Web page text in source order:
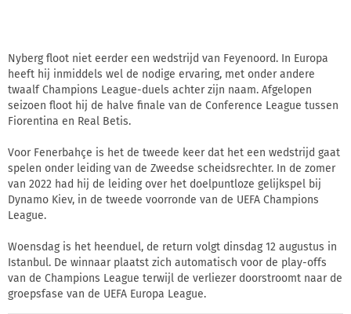
Nyberg floot niet eerder een wedstrijd van Feyenoord. In Europa
heeft hij inmiddels wel de nodige ervaring, met onder andere
twaalf Champions League-duels achter zijn naam. Afgelopen
seizoen floot hij de halve finale van de Conference League tussen
Fiorentina en Real Betis.
Voor Fenerbahçe is het de tweede keer dat het een wedstrijd gaat
spelen onder leiding van de Zweedse scheidsrechter. In de zomer
van 2022 had hij de leiding over het doelpuntloze gelijkspel bij
Dynamo Kiev, in de tweede voorronde van de UEFA Champions
League.
Woensdag is het heenduel, de return volgt dinsdag 12 augustus in
Istanbul. De winnaar plaatst zich automatisch voor de play-offs
van de Champions League terwijl de verliezer doorstroomt naar de
groepsfase van de UEFA Europa League.